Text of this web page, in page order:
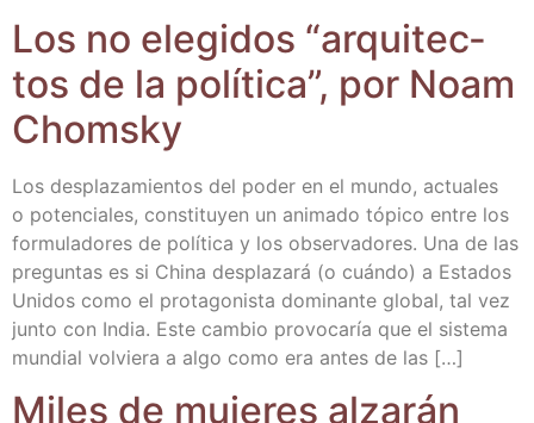
Los no ele­gi­dos “arqui­tec­
tos de la polí­ti­ca”, por Noam
Chomsky
Los des­pla­za­mien­tos del poder en el mun­do, actua­les
o poten­cia­les, cons­ti­tu­yen un ani­ma­do tópi­co entre los
for­mu­la­do­res de polí­ti­ca y los obser­va­do­res. Una de las
pre­gun­tas es si Chi­na des­pla­za­rá (o cuán­do) a Esta­dos
Uni­dos como el pro­ta­go­nis­ta domi­nan­te glo­bal, tal vez
jun­to con India. Este cam­bio pro­vo­ca­ría que el sis­te­ma
mun­dial vol­vie­ra a algo como era antes de las […]
Miles de muje­res alza­rán